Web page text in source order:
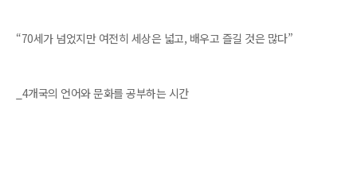
“70세가 넘었지만 여전히 세상은 넓고, 배우고 즐길 것은 많다”
_4개국의 언어와 문화를 공부하는 시간